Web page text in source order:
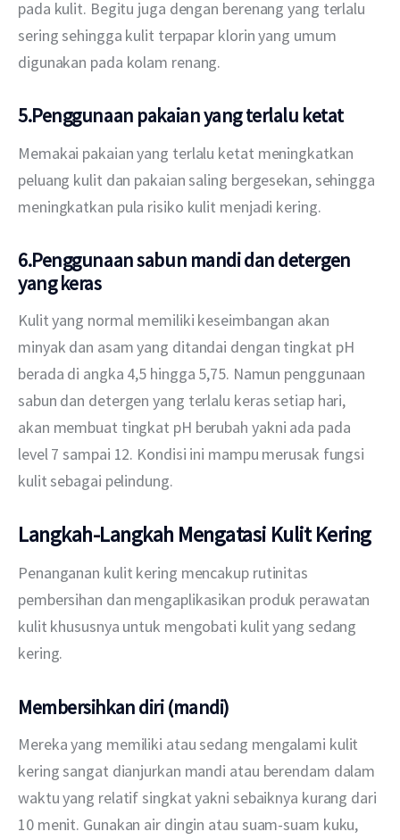
pada kulit. Begitu juga dengan berenang yang terlalu
sering sehingga kulit terpapar klorin yang umum
digunakan pada kolam renang.
5.Penggunaan pakaian yang terlalu ketat
Memakai pakaian yang terlalu ketat meningkatkan
peluang kulit dan pakaian saling bergesekan, sehingga
meningkatkan pula risiko kulit menjadi kering.
6.Penggunaan sabun mandi dan detergen
yang keras
Kulit yang normal memiliki keseimbangan akan
minyak dan asam yang ditandai dengan tingkat pH
berada di angka 4,5 hingga 5,75. Namun penggunaan
sabun dan detergen yang terlalu keras setiap hari,
akan membuat tingkat pH berubah yakni ada pada
level 7 sampai 12. Kondisi ini mampu merusak fungsi
kulit sebagai pelindung.
Langkah-Langkah Mengatasi Kulit Kering
Penanganan kulit kering mencakup rutinitas
pembersihan dan mengaplikasikan produk perawatan
kulit khususnya untuk mengobati kulit yang sedang
kering.
Membersihkan diri (mandi)
Mereka yang memiliki atau sedang mengalami kulit
kering sangat dianjurkan mandi atau berendam dalam
waktu yang relatif singkat yakni sebaiknya kurang dari
10 menit. Gunakan air dingin atau suam-suam kuku,